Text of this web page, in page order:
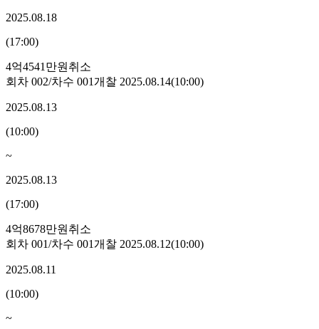
2025.08.18
(17:00)
4억4541만원 취소
회차 002/차수 001개찰 2025.08.14(10:00)
2025.08.13
(10:00)
~
2025.08.13
(17:00)
4억8678만원 취소
회차 001/차수 001개찰 2025.08.12(10:00)
2025.08.11
(10:00)
~